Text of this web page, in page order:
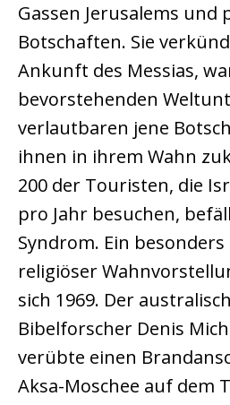
Gassen Jerusalems und
Botschaften. Sie
Ankunft des Messias,
bevorstehenden
verlautbaren jene
ihnen in ihrem Wahn
200 der Touristen, die
pro Jahr besuchen,
Syndrom. Ein besonders
religiöser
sich 1969. Der
Bibelforscher Denis
verübte einen
Aksa-Moschee auf dem